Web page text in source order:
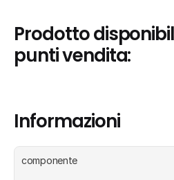
Prodotto
punti vendita:
Informazioni
componente